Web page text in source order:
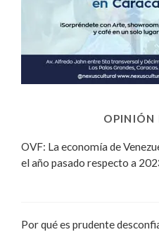
OPINIÓN
OVF: La economía de
el año pasado respecto a
Por qué es prudente